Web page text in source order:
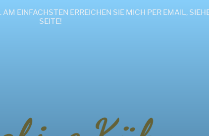
EINFACHSTEN ERREICHEN SIE MICH PER EMAIL,
SEITE!